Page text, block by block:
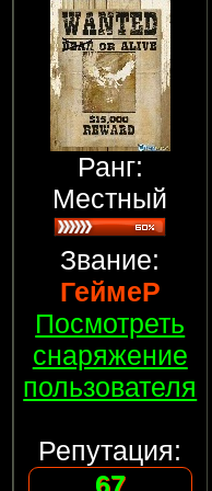
Ранг:
Местный
Звание:
ГеймеР
Посмотреть
снаряжение
пользователя
Репутация:
67